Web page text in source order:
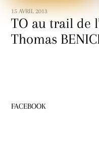
15 AVRIL 2013
TO au trail de
Thomas
FACEBOOK